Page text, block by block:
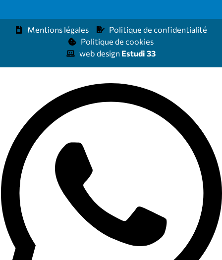
Mentions légales
Politique de confidentialité
Politique de cookies
web design Estudi 33